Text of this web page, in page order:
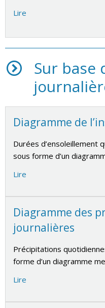
Lire
Sur base
Diagramme de
Durées d’ensoleillement
sous forme d’un
Lire
Diagramme des
journalières
Précipitations
forme d’un diagramme
Lire